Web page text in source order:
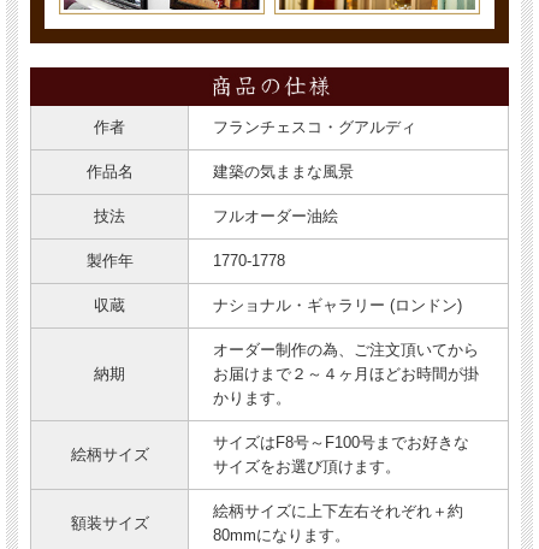
作者 フランチェスコ・グアルディ
作品名 建築の気ままな風景
技法 フルオーダー油絵
製作年 1770-1778
収蔵 ナショナル・ギャラリー (ロンドン)
納期
オーダー制作の為、ご注文頂いてから
お届けまで２～４ヶ月ほどお時間が掛
かります。
絵柄サイズ
サイズはF8号～F100号までお好きな
サイズをお選び頂けます。
額装サイズ
絵柄サイズに上下左右それぞれ＋約
80mmになります。